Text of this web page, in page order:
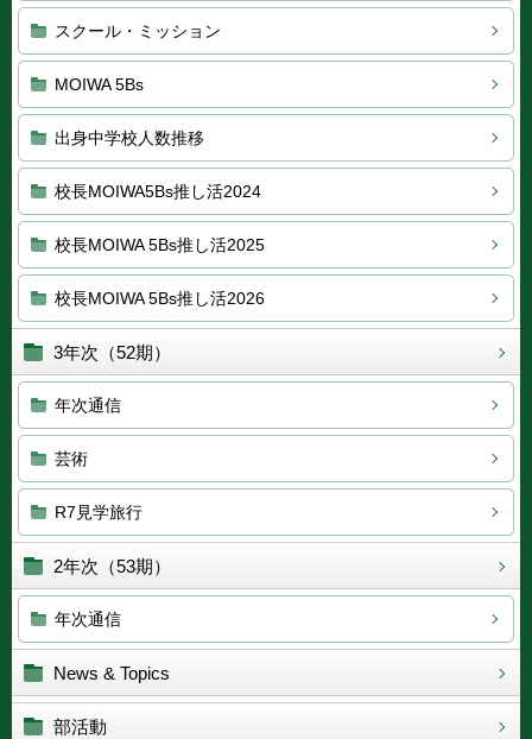
スクール・ミッション
MOIWA 5Bs
出身中学校人数推移
校長MOIWA5Bs推し活2024
校長MOIWA 5Bs推し活2025
校長MOIWA 5Bs推し活2026
3年次（52期）
年次通信
芸術
R7見学旅行
2年次（53期）
年次通信
News & Topics
部活動